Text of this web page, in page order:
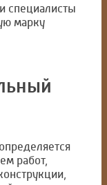
специалисты
марку
работ,